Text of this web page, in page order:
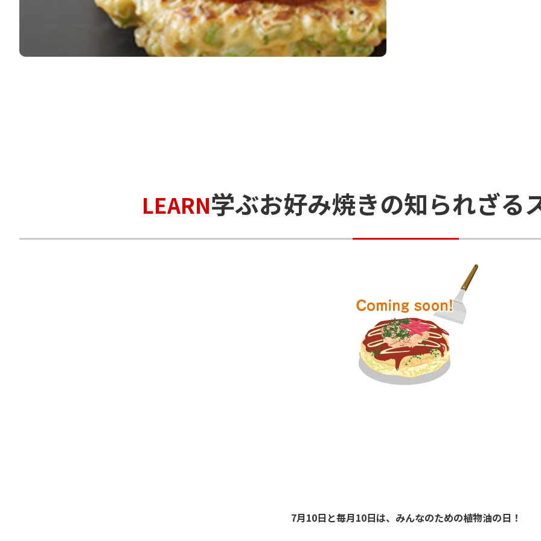
LEARN学ぶお好み焼きの知られざる
7月10日と毎月10日は、みんなのための植物油の日！